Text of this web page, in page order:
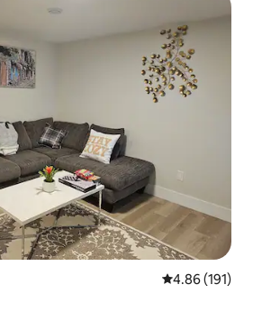
平均评分 4.86
4.86 (191)